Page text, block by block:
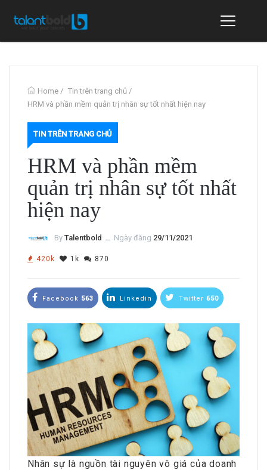
Home / Tin trên trang chủ /
HRM và phần mềm quản trị nhân sự tốt nhất hiện nay
TIN TRÊN TRANG CHỦ
HRM và phần mềm
quản trị nhân sự tốt nhất
hiện nay
By Talentbold ــ Ngày đăng 29/11/2021
420k 1k 870
Facebook 563 Linkedin Twitter 650
Nhân sự là nguồn tài nguyên vô giá của doanh